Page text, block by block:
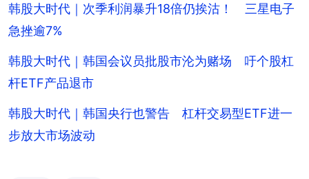
韩股大时代｜次季利润暴升18倍仍挨沽！ 三星电子
急挫逾7%
韩股大时代｜韩国会议员批股市沦为赌场 吁个股杠
杆ETF产品退市
韩股大时代｜韩国央行也警告 杠杆交易型ETF进一
步放大市场波动